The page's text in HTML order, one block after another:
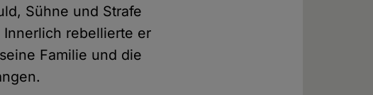
Sühne und Strafe
rebellierte er
Familie und die